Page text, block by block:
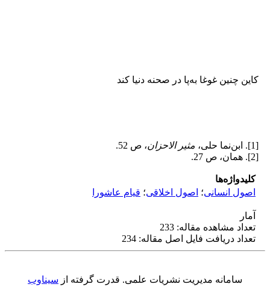
کاین چنین غوغا به‌پا در صحنه دنیا کند
[1]. ابن‌نما حلی، مثیر الاحزان، ص 52.
[2]. همان، ص 27.
کلیدواژه‌ها
اصول انسانی؛ اصول اخلاقی؛ قیام عاشورا
آمار
تعداد مشاهده مقاله: 233
تعداد دریافت فایل اصل مقاله: 234
سامانه مدیریت نشریات علمی. قدرت گرفته از سیناوب